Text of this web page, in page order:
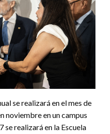
se realizará en el mes de
noviembre en un campus
se realizará en la Escuela